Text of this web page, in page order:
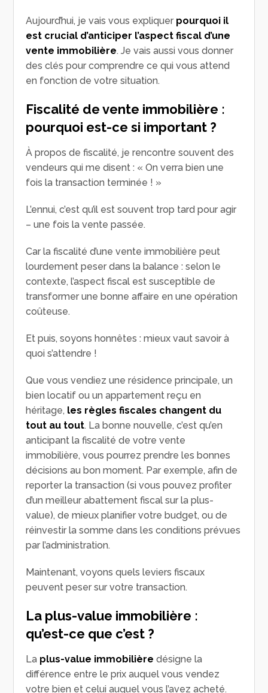
Aujourd’hui, je vais vous expliquer pourquoi il
est crucial d’anticiper l’aspect fiscal d’une
vente immobilière. Je vais aussi vous donner
des clés pour comprendre ce qui vous attend
en fonction de votre situation.
Fiscalité de vente immobilière :
pourquoi est-ce si important ?
À propos de fiscalité, je rencontre souvent des
vendeurs qui me disent : « On verra bien une
fois la transaction terminée ! »
L’ennui, c’est qu’il est souvent trop tard pour agir
– une fois la vente passée.
Car la fiscalité d’une vente immobilière peut
lourdement peser dans la balance : selon le
contexte, l’aspect fiscal est susceptible de
transformer une bonne affaire en une opération
coûteuse.
Et puis, soyons honnêtes : mieux vaut savoir à
quoi s’attendre !
Que vous vendiez une résidence principale, un
bien locatif ou un appartement reçu en
héritage, les règles fiscales changent du
tout au tout. La bonne nouvelle, c’est qu’en
anticipant la fiscalité de votre vente
immobilière, vous pourrez prendre les bonnes
décisions au bon moment. Par exemple, afin de
reporter la transaction (si vous pouvez profiter
d’un meilleur abattement fiscal sur la plus-
value), de mieux planifier votre budget, ou de
réinvestir la somme dans les conditions prévues
par l’administration.
Maintenant, voyons quels leviers fiscaux
peuvent peser sur votre transaction.
La plus-value immobilière :
qu’est-ce que c’est ?
La plus-value immobilière désigne la
différence entre le prix auquel vous vendez
votre bien et celui auquel vous l’avez acheté.